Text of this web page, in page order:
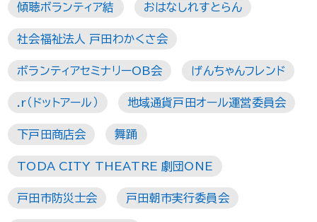
傾聴ボランティア結 おはなしれすとらん
社会福祉法人 戸田わかくさ会
ボランティアセミナリーOB会 げんちゃんフレンド
.r（ドットアール） 地域通貨戸田オール運営委員会
下戸田商店会 舞踊
TODA CITY THEATRE 劇団ONE
戸田市防災士会 戸田朝市実行委員会